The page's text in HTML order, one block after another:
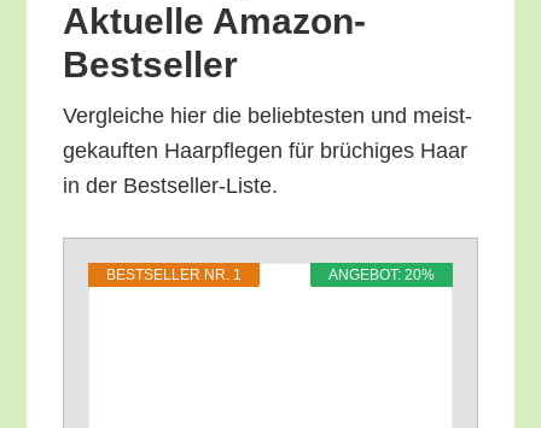
Aktu­el­le Amazon-
Bestseller
Ver­glei­che hier die belieb­tes­ten und meist­
ge­kauf­ten Haar­pfle­gen für brü­chi­ges Haar
in der Bestseller-Liste.
ANGE­BOT: 20%
BEST­SEL­LER NR. 1